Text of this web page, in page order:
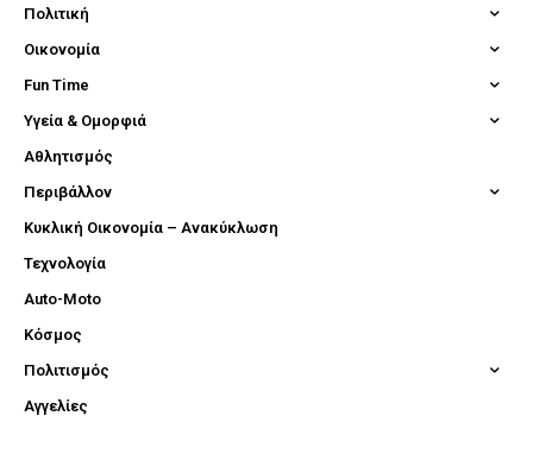
Πολιτική
Οικονομία
Fun Time
Υγεία & Ομορφιά
Αθλητισμός
Περιβάλλον
Κυκλική Οικονομία – Ανακύκλωση
Τεχνολογία
Auto-Moto
Κόσμος
Πολιτισμός
Αγγελίες